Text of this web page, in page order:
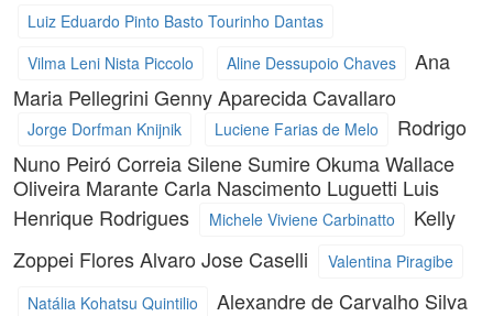
Luiz Eduardo Pinto Basto Tourinho Dantas
Vilma Leni Nista Piccolo
Aline Dessupoio Chaves
Ana
Maria Pellegrini Genny Aparecida Cavallaro
Jorge Dorfman Knijnik Luciene Farias de Melo
Rodrigo
Nuno Peiró Correia Silene Sumire OkumaWallace
Oliveira Marante Carla Nascimento Luguetti Luis
Henrique Rodrigues
Michele Viviene Carbinatto
Kelly
Zoppei FloresAlvaro Jose Caselli
Valentina Piragibe
Natália Kohatsu Quintilio
Alexandre de Carvalho Silva